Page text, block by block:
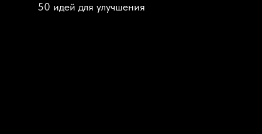
50 идей для улучшения